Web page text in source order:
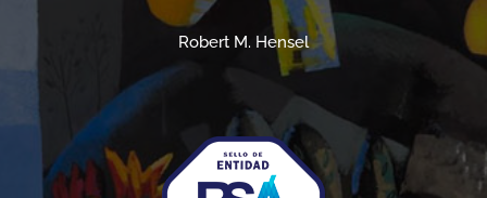
Robert M. Hensel